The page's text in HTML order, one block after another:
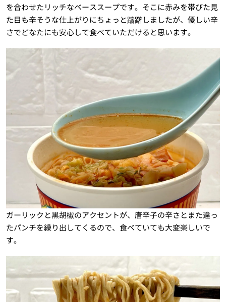
を合わせたリッチなベーススープです。そこに赤みを帯びた見
た目も辛そうな仕上がりにちょっと躊躇しましたが、優しい辛
さでどなたにも安心して食べていただけると思います。
ガーリックと黒胡椒のアクセントが、唐辛子の辛さとまた違っ
たパンチを繰り出してくるので、食べていても大変楽しいで
す。